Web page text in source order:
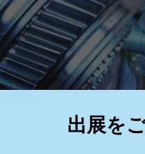
ド
東
出展を